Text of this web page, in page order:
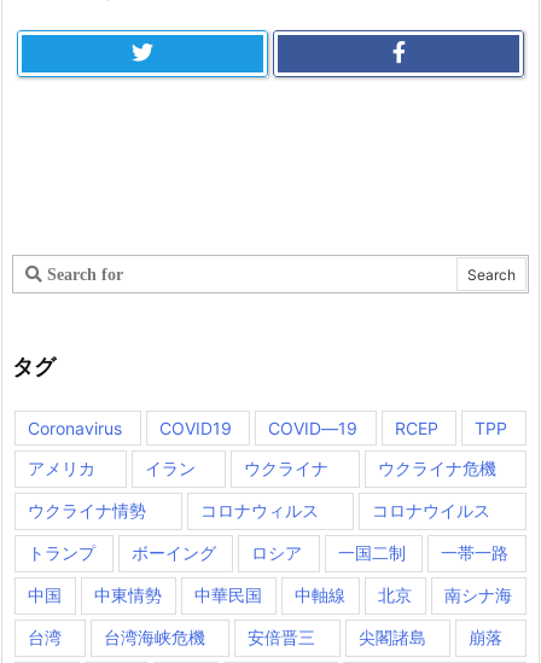
タグ
Coronavirus COVID19 COVID―19 RCEP
TPP
アメリカ
イラン ウクライナ ウクライナ危機
ウクライナ情勢 コロナウィルス コロナウイルス
トランプ ボーイング ロシア 一国二制 一帯一路
中国 中東情勢 中華民国 中軸線 北京 南シナ海
台湾 台湾海峡危機 安倍晋三 尖閣諸島 崩落